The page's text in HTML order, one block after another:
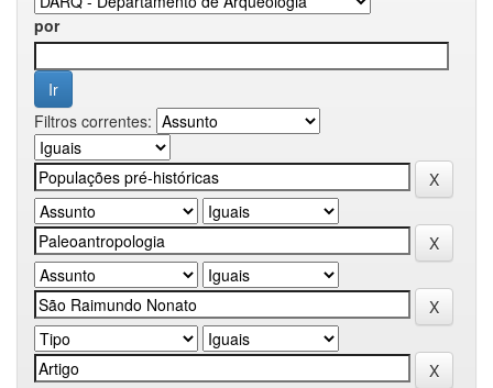
por
Filtros correntes: